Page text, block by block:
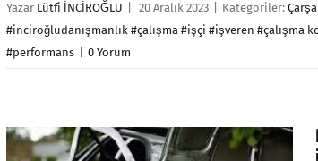
Yazar Lütfi İNCİROĞLU 20 Aralık 2023 Kategoriler:
#inciroğludanışmanlık #çalışma #işçi #işveren #çalışma
#performans
0 Yorum